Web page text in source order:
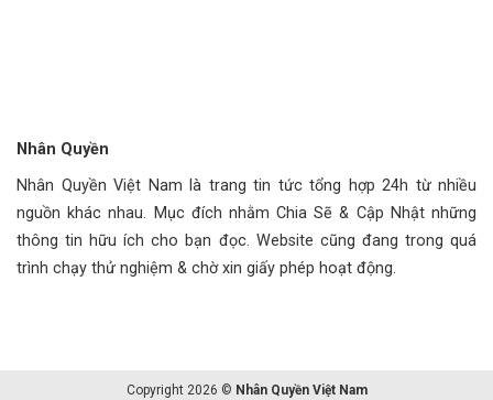
Nhân Quyền
Nhân Quyền Việt Nam là trang tin tức tổng hợp 24h từ nhiều
nguồn khác nhau. Mục đích nhằm Chia Sẽ & Cập Nhật những
thông tin hữu ích cho bạn đọc. Website cũng đang trong quá
trình chạy thử nghiệm & chờ xin giấy phép hoạt động.
Copyright 2026 © Nhân Quyền Việt Nam